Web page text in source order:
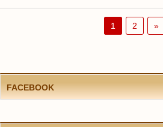
1 2 »
FACEBOOK